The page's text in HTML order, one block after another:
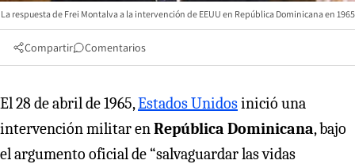
La respuesta de Frei Montalva a la intervención de EEUU en República Dominicana en 1965
Compartir Comentarios
El 28 de abril de 1965,Estados Unidosinició una
intervención militar enRepública Dominicana, bajo
el argumento oficial de “salvaguardar las vidas